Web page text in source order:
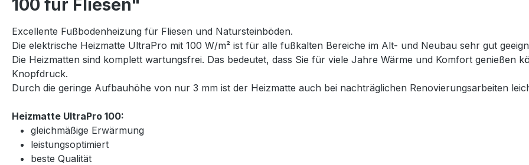
100 für Fliesen"
Excellente Fußbodenheizung für Fliesen und Natursteinböden.
Die elektrische Heizmatte UltraPro mit 100 W/m² ist für alle fußkalten Bereiche im Alt- und Neubau sehr gut
Die Heizmatten sind komplett wartungsfrei. Das bedeutet, dass Sie für viele Jahre Wärme und Komfort genießen
Knopfdruck.
Durch die geringe Aufbauhöhe von nur 3 mm ist der Heizmatte auch bei nachträglichen Renovierungsarbeiten
Heizmatte UltraPro 100:
gleichmäßige Erwärmung
leistungsoptimiert
beste Qualität